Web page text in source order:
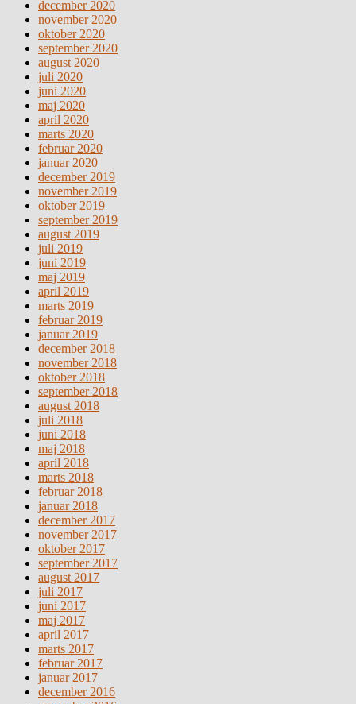
december 2020
november 2020
oktober 2020
september 2020
august 2020
juli 2020
juni 2020
maj 2020
april 2020
marts 2020
februar 2020
januar 2020
december 2019
november 2019
oktober 2019
september 2019
august 2019
juli 2019
juni 2019
maj 2019
april 2019
marts 2019
februar 2019
januar 2019
december 2018
november 2018
oktober 2018
september 2018
august 2018
juli 2018
juni 2018
maj 2018
april 2018
marts 2018
februar 2018
januar 2018
december 2017
november 2017
oktober 2017
september 2017
august 2017
juli 2017
juni 2017
maj 2017
april 2017
marts 2017
februar 2017
januar 2017
december 2016